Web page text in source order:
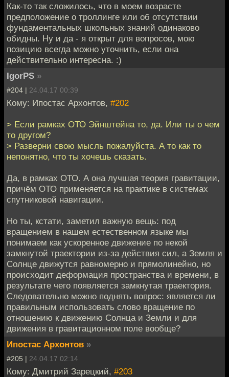
Как-то так сложилось, что в моем возрасте
предположение о троллинге или об отсутствии
фундаментальных школьных знаний одинаково
обидны. Ну и да - я открыт для вопросов, мою
позицию всегда можно уточнить, если она
действительно интересна. :)
IgorPS »
#204 | 24.04.17 00:39
Кому: Ипостас Архонтов, #202
> Если рамках ОТО Эйнштейна то, да. Или ты о чем
то другом?
> Разверни свою мысль пожалуйста. А то как то
непонятно, что ты хочешь сказать.
Да, в рамках ОТО. А она лучшая теория гравитации,
причём ОТО применяется на практике в системах
спутниковой навигации.
Но ты, кстати, заметил важную вещь: под
вращением в нашем естественном языке мы
понимаем как ускоренное движение по некой
замкнутой траектории из-за действия сил, а Земля и
Солнце движутся равномерно и прямолинейно, но
происходит деформация пространства и времени, в
результате чего появляется замкнутая траектория.
Следовательно можно поднять вопрос: является ли
правильным использовать слово вращение по
отношению к движению Солнца и Земли и для
движения в гравитационном поле вообще?
Ипостас Архонтов »
#205 | 24.04.17 02:14
Кому: Дмитрий Зарецкий, #203